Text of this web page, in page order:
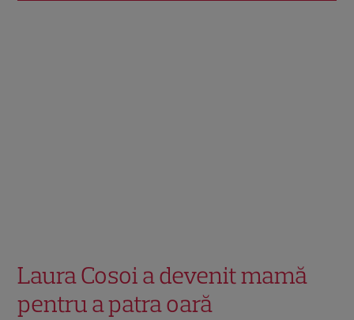
Laura Cosoi a devenit mamă
pentru a patra oară